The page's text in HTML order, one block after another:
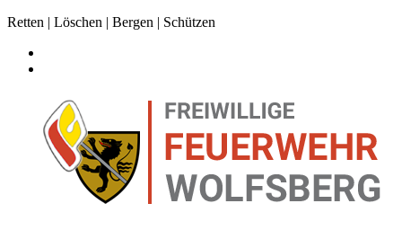
Retten | Löschen | Bergen | Schützen